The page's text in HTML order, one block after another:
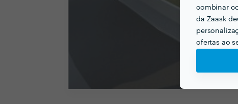
combinar
da Zaask
ofertas ao